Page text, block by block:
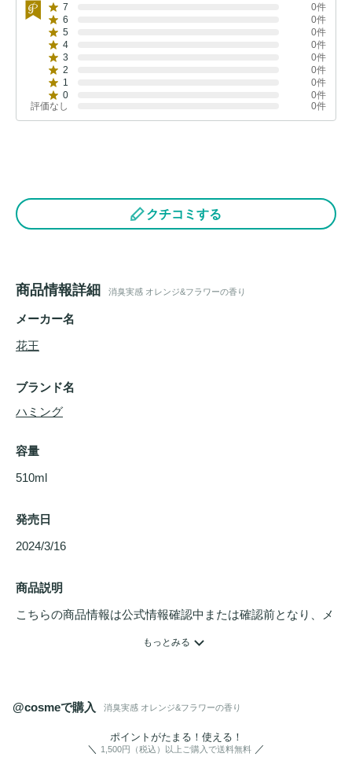
7
0件
6
0件
5
0件
4
0件
3
0件
2
0件
1
0件
0
0件
評価なし
0件
クチコミする
商品情報詳細 消臭実感 オレンジ&フラワーの香り
メーカー名
花王
ブランド名
ハミング
容量
510ml
発売日
2024/3/16
商品説明
こちらの商品情報は公式情報確認中または確認前となり、メ
＊1抗菌できる菌が複数あること。一部の菌は数回の洗た
く。すべての菌の増殖を抑えるわけではありません。
もっとみる
@cosmeで購入 消臭実感 オレンジ&フラワーの香り
ポイントがたまる！使える！
1,500円（税込）以上ご購入で送料無料